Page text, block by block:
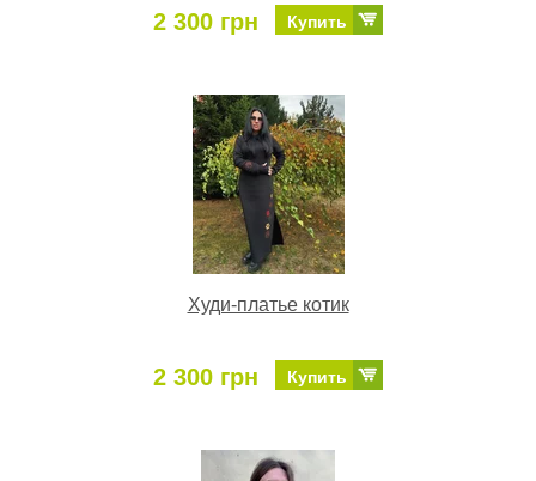
2 300 грн Купить
Худи-платье котик
2 300 грн Купить